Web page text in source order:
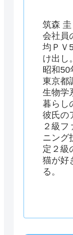
筑森 圭
会社員
均ＰＶ
け出し。
昭和50
東京都
生物学
暮らし
彼氏の
２級フ
ニング
定２級
猫が好
る。